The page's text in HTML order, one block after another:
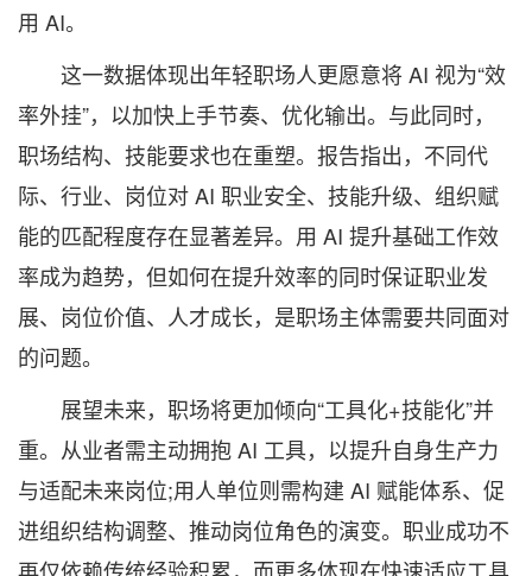
用 AI。
这一数据体现出年轻职场人更愿意将 AI 视为“效
率外挂”，以加快上手节奏、优化输出。与此同时，
职场结构、技能要求也在重塑。报告指出，不同代
际、行业、岗位对 AI 职业安全、技能升级、组织赋
能的匹配程度存在显著差异。用 AI 提升基础工作效
率成为趋势，但如何在提升效率的同时保证职业发
展、岗位价值、人才成长，是职场主体需要共同面对
的问题。
展望未来，职场将更加倾向“工具化+技能化”并
重。从业者需主动拥抱 AI 工具，以提升自身生产力
与适配未来岗位;用人单位则需构建 AI 赋能体系、促
进组织结构调整、推动岗位角色的演变。职业成功不